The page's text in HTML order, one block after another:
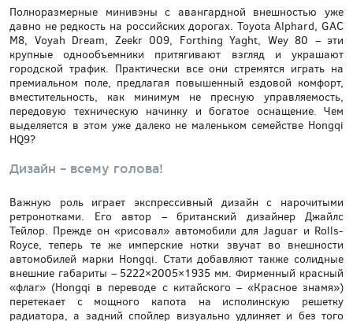
Полноразмерные минивэны с авангардной внешностью уже
давно не редкость на российских дорогах. Toyota Alphard, GAC
M8, Voyah Dream, Zeekr 009, Forthing Yaght, Wey 80 – эти
крупные однообъемники притягивают взгляд и украшают
городской трафик. Практически все они стремятся играть на
премиальном поле, предлагая повышенный ездовой комфорт,
вместительность, как минимум не пресную управляемость,
передовую техническую начинку и богатое оснащение. Чем
выделяется в этом уже далеко не маленьком семействе Hongqi
HQ9?
Дизайн – всему голова!
Важную роль играет экспрессивный дизайн с нарочитыми
ретронотками. Его автор – британский дизайнер Джайлс
Тейлор. Прежде он «рисовал» автомобили для Jaguar и Rolls-
Royce, теперь те же имперские нотки звучат во внешности
автомобилей марки Hongqi. Стати добавляют также солидные
внешние габариты – 5222×2005×1935 мм. Фирменный красный
«флаг» (Hongqi в переводе с китайского – «Красное знамя»)
перетекает с мощного капота на исполинскую решетку
радиатора, а задний спойлер визуально удлиняет и без того